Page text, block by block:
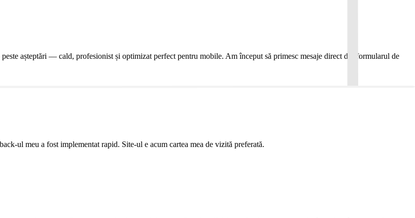
așteptări — cald, profesionist și optimizat perfect pentru mobile. Am început să primesc mesaje direct din formularul de
ul meu a fost implementat rapid. Site-ul e acum cartea mea de vizită preferată.